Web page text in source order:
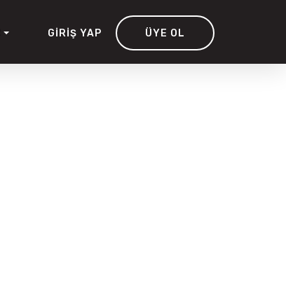
GIRIŞ YAP ÜYE OL